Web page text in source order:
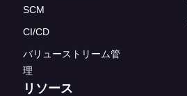
SCM
CI/CD
バリューストリーム管
理
リソース